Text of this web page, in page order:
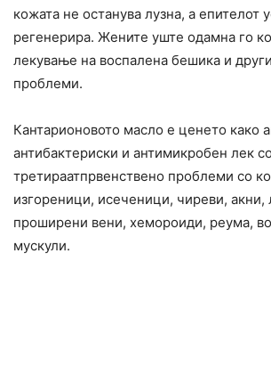
кожата не останува лузна, а епителот
регенерира. Жените уште одамна го
лекување на воспалена бешика и
проблеми.
Кантарионовото масло e ценето како
антибактериски и антимикробен лек
третираатпрвенствено проблеми со
изгореници, исеченици, чиреви, акни,
проширени вени, хемороиди, реума,
мускули.